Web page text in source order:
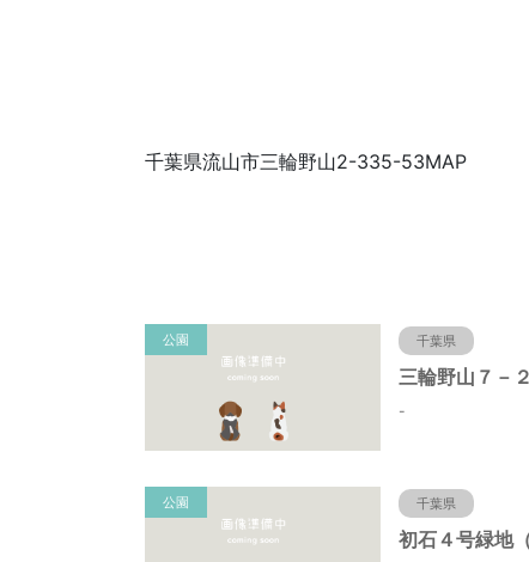
千葉県流山市三輪野山2-335-53MAP
公園 千葉県
-
公園 千葉県